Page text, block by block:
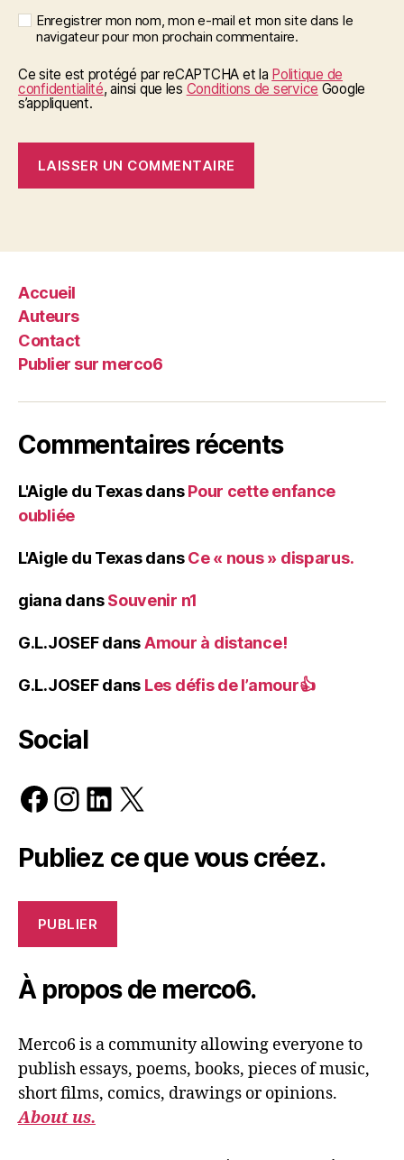
Enregistrer mon nom, mon e-mail et mon site dans le
navigateur pour mon prochain commentaire.
Ce site est protégé par reCAPTCHA et la Politique de
confidentialité, ainsi que les Conditions de service Google
s’appliquent.
Accueil
Auteurs
Contact
Publier sur merco6
Commentaires récents
L'Aigle du TexasdansPour cette enfance
oubliée
L'Aigle du TexasdansCe « nous » disparus.
giana dansSouvenir n1
G.L.JOSEFdansAmour à distance!
G.L.JOSEFdans Les défis de l’amour👍
Social
Facebook
Instagram
LinkedIn
X
Publiez ce que vous créez.
PUBLIER
À propos de merco6.
Merco6 is a community allowing everyone to
publish essays, poems, books, pieces of music,
short films, comics, drawings or opinions.
About us.